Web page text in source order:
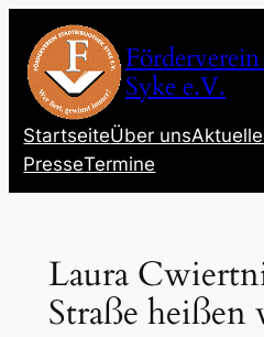
Inhalt
springen
Syke e.V.
StartseiteÜber uns
PresseTermine
Laura
Straße heißen